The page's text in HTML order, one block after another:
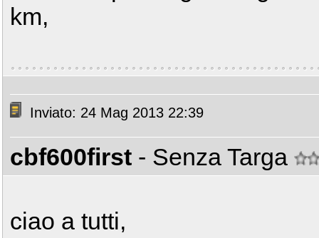
km,
Inviato: 24 Mag 2013 22:39
cbf600first - Senza Targa
ciao a tutti,